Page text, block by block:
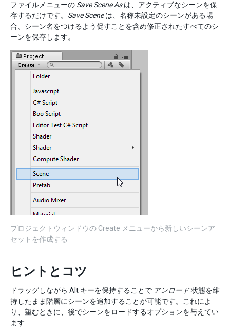
ファイルメニューの Save Scene Asは、アクティブなシーンを保
存するだけです。 Save Sceneは、名称未設定のシーンがある場
合、シーン名をつけるよう促すことを含め修正されたすべてのシ
ーンを保存します。
プロジェクトウィンドウの Create メニューから新しいシーンア
セットを作成する
ヒントとコツ
ドラッグしながら Alt キーを保持することで アンロード状態を維
持したまま階層にシーンを追加することが可能です。これによ
り、望むときに、後でシーンをロードするオプションを与えてい
ます